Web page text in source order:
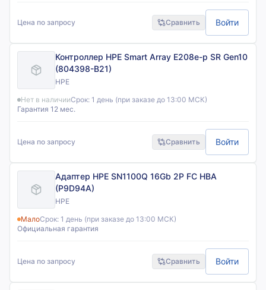
Цена по запросу Сравнить Войти
Контроллер HPE Smart Array E208e-p SR Gen10
(804398-B21)
HPE
Нет в наличииСрок: 1 день (при заказе до 13:00 МСК)
Гарантия 12 мес.
Цена по запросу Сравнить Войти
Адаптер HPE SN1100Q 16Gb 2P FC HBA
(P9D94A)
HPE
МалоСрок: 1 день (при заказе до 13:00 МСК)
Официальная гарантия
Цена по запросу Сравнить Войти